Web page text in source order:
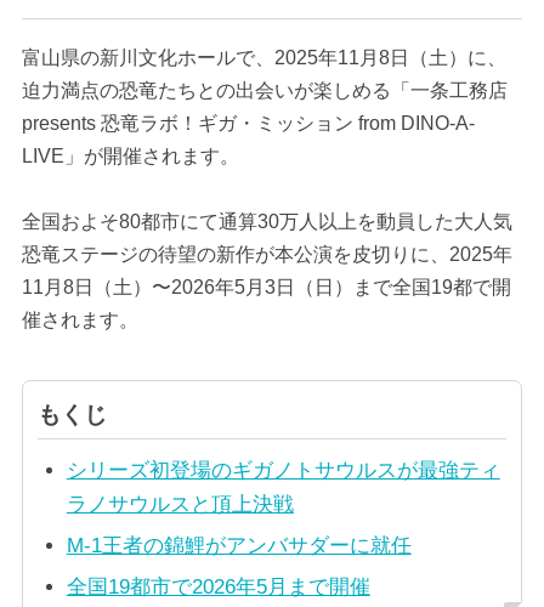
富山県の新川文化ホールで、2025年11月8日（土）に、
迫力満点の恐竜たちとの出会いが楽しめる「一条工務店
presents 恐竜ラボ！ギガ・ミッション from DINO-A-
LIVE」が開催されます。
全国およそ80都市にて通算30万人以上を動員した大人気
恐竜ステージの待望の新作が本公演を皮切りに、2025年
11月8日（土）〜2026年5月3日（日）まで全国19都で開
催されます。
もくじ
シリーズ初登場のギガノトサウルスが最強ティ
ラノサウルスと頂上決戦
M-1王者の錦鯉がアンバサダーに就任
全国19都市で2026年5月まで開催